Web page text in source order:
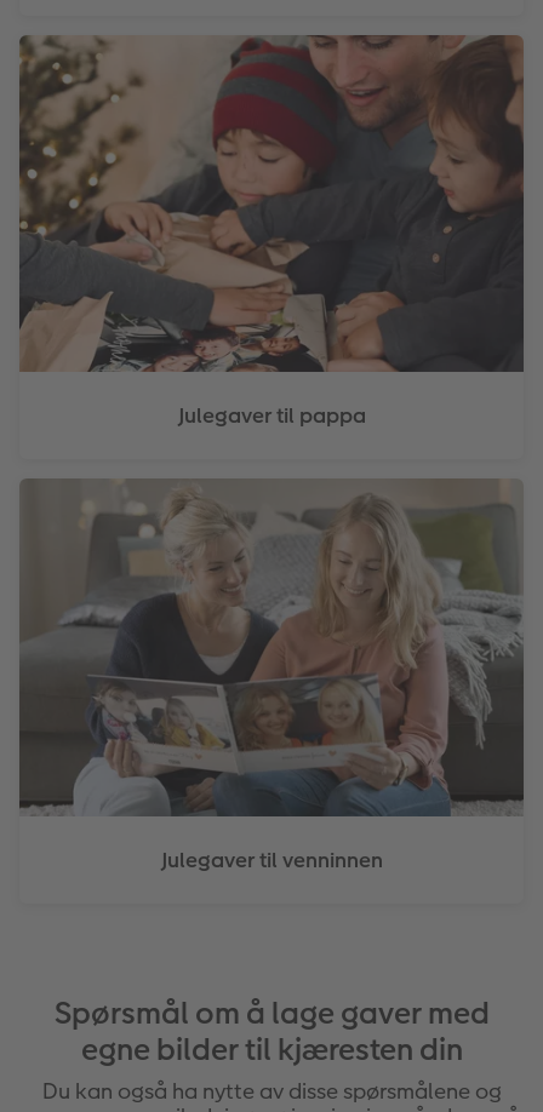
Julegaver til pappa
Julegaver til venninnen
Spørsmål om å lage gaver med
egne bilder til kjæresten din
Du kan også ha nytte av disse spørsmålene og